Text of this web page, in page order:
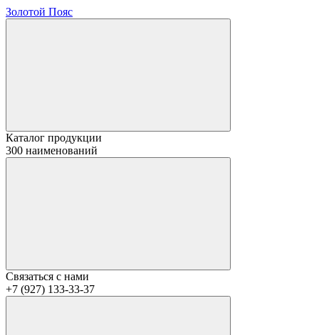
Золотой Пояс
Каталог продукции
300 наименований
Связаться с нами
+7 (927) 133-33-37